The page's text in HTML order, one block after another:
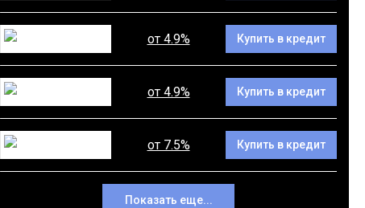
от 4.9% Купить в кредит
от 4.9% Купить в кредит
от 7.5% Купить в кредит
Показать еще...